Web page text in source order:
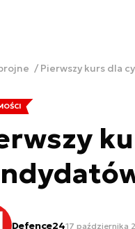
Pierwszy kurs dla
Defence2417 października